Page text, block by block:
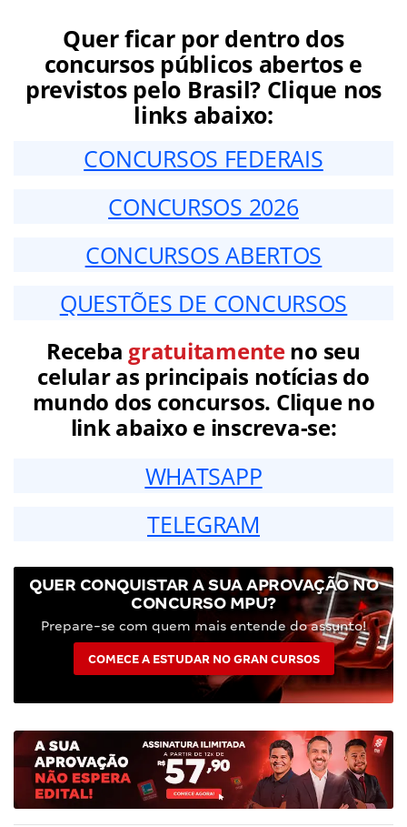
Quer ficar por dentro dos
concursos públicos abertos e
previstos pelo Brasil? Clique nos
links abaixo:
CONCURSOS FEDERAIS
CONCURSOS 2026
CONCURSOS ABERTOS
QUESTÕES DE CONCURSOS
Receba gratuitamenteno seu
celular as principais notícias do
mundo dos concursos. Clique no
link abaixo e inscreva-se:
WHATSAPP
TELEGRAM
QUER CONQUISTAR A SUA APROVAÇÃO NO
CONCURSO MPU?
Prepare-se com quem mais entende do assunto!
COMECE A ESTUDAR NO GRAN CURSOS